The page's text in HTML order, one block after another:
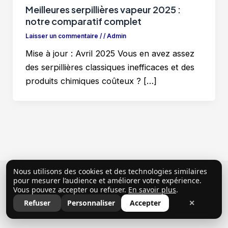
Meilleures serpillières vapeur 2025 :
notre comparatif complet
Laisser un commentaire / / Admin
Mise à jour : Avril 2025 Vous en avez assez
des serpillières classiques inefficaces et des
produits chimiques coûteux ? […]
Copyright © 2026 ClubProprio |Politique de
confidentialité|Conditions Générales d’Utilisation
Mentions légales
Nous utilisons des cookies et des technologies similaires
pour mesurer l’audience et améliorer votre expérience.
Vous pouvez accepter ou refuser. En savoir plus.
Refuser
Personnaliser Accepter ✕